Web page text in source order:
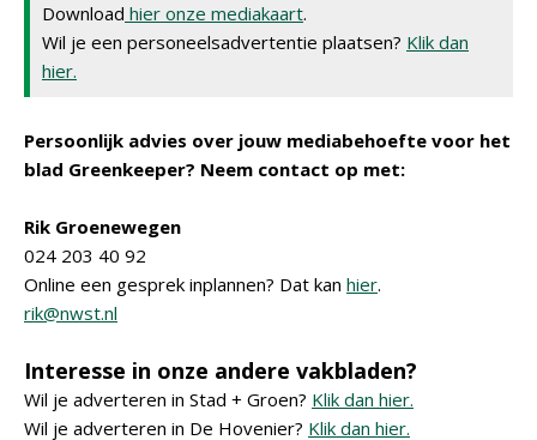
Download hier onze mediakaart.
Wil je een personeelsadvertentie plaatsen? Klik dan
hier.
Persoonlijk advies over jouw mediabehoefte voor het
blad Greenkeeper? Neem contact op met:
Rik Groenewegen
024 203 40 92
Online een gesprek inplannen? Dat kan hier.
rik@nwst.nl
Interesse in onze andere vakbladen?
Wil je adverteren in Stad + Groen? Klik dan hier.
Wil je adverteren in De Hovenier? Klik dan hier.